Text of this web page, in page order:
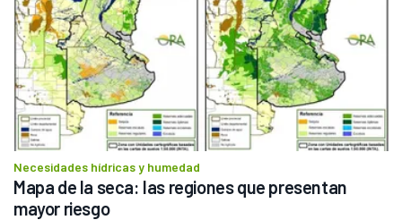
Necesidades hídricas y humedad
Mapa de la seca: las regiones que presentan
mayor riesgo